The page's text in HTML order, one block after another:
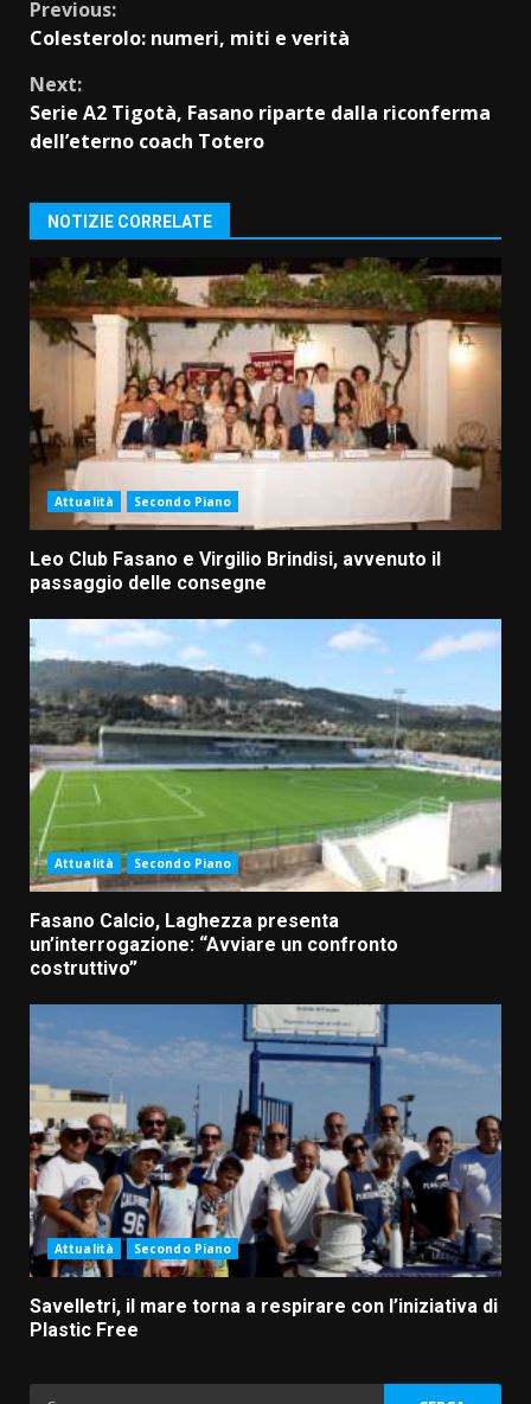
Continue
Previous:
Colesterolo: numeri, miti e verità
Next:
Serie A2 Tigotà, Fasano riparte dalla riconferma
dell’eterno coach Totero
NOTIZIE CORRELATE
Attualità Secondo Piano
Leo Club Fasano e Virgilio Brindisi, avvenuto il
passaggio delle consegne
Attualità Secondo Piano
Fasano Calcio, Laghezza presenta
un’interrogazione: “Avviare un confronto
costruttivo”
Attualità Secondo Piano
Savelletri, il mare torna a respirare con l’iniziativa di
Plastic Free
Ricerca